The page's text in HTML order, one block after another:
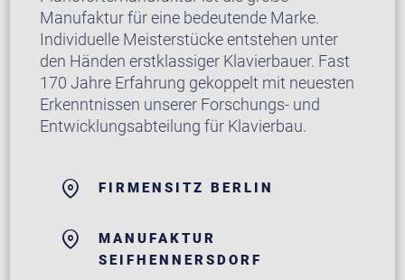
Manufaktur für eine bedeutende Marke.
Individuelle Meisterstücke entstehen unter
den Händen erstklassiger Klavierbauer. Fast
170 Jahre Erfahrung gekoppelt mit neuesten
Erkenntnissen unserer Forschungs- und
Entwicklungsabteilung für Klavierbau.
FIRMENSITZ BERLIN
MANUFAKTUR
SEIFHENNERSDORF